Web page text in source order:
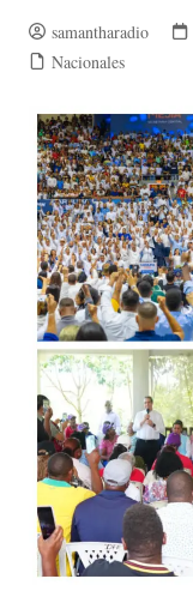
samantharadio
Nacionales